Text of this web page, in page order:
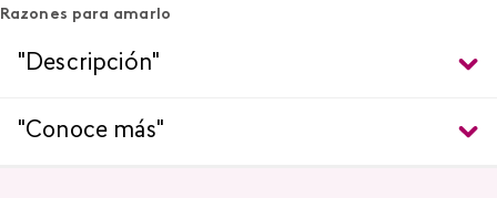
Razones para amarlo
"Descripción"
"Conoce más"